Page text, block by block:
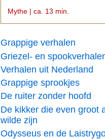
Mythe | ca. 13 min.
Grappige verhalen
Griezel- en
Verhalen uit Nederland
Grappige sprookjes
De ruiter zonder hoofd
De kikker die even groot
wilde zijn
Odysseus en de